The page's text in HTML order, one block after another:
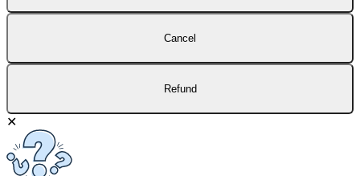
Cancel
Refund
✕